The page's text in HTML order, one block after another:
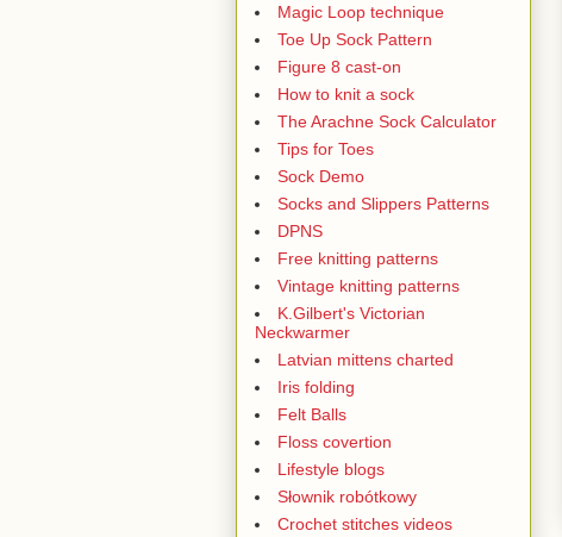
Magic Loop technique
Toe Up Sock Pattern
Figure 8 cast-on
How to knit a sock
The Arachne Sock Calculator
Tips for Toes
Sock Demo
Socks and Slippers Patterns
DPNS
Free knitting patterns
Vintage knitting patterns
K.Gilbert's Victorian
Neckwarmer
Latvian mittens charted
Iris folding
Felt Balls
Floss covertion
Lifestyle blogs
Słownik robótkowy
Crochet stitches videos